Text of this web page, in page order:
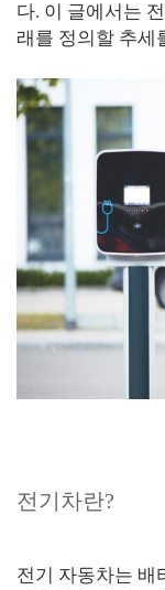
다. 이 글에서는
래를 정의할 추세
전기차란?
전기 자동차는 배